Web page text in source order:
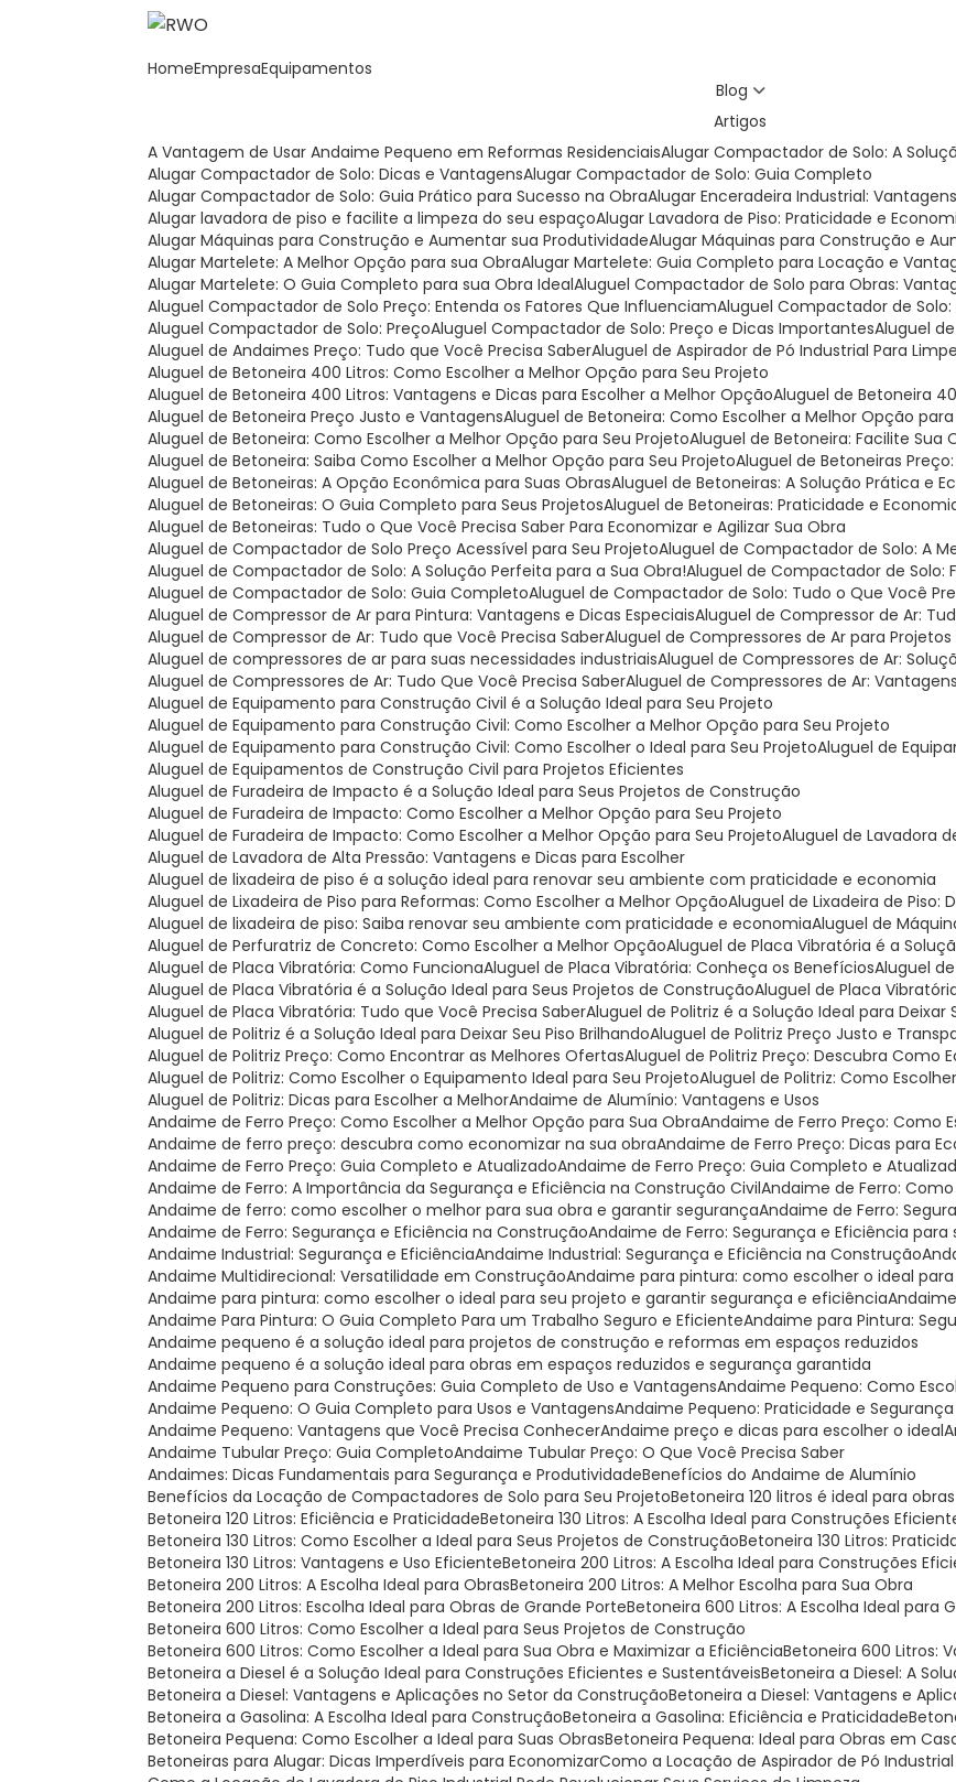
Home Empresa Equipamentos
Blog
Artigos
A Vantagem de Usar Andaime Pequeno em Reformas Residenciais Alugar Compactador de Solo: A
Alugar Compactador de Solo: Dicas e Vantagens Alugar Compactador de Solo: Guia Completo
Alugar Compactador de Solo: Guia Prático para Sucesso na Obra Alugar Enceradeira Industrial:
Alugar lavadora de piso e facilite a limpeza do seu espaço Alugar Lavadora de Piso: Praticidade e
Alugar Máquinas para Construção e Aumentar sua Produtividade Alugar Máquinas para Construção e
Alugar Martelete: A Melhor Opção para sua Obra Alugar Martelete: Guia Completo para Locação e
Alugar Martelete: O Guia Completo para sua Obra Ideal Aluguel Compactador de Solo para Obras:
Aluguel Compactador de Solo Preço: Entenda os Fatores Que Influenciam Aluguel Compactador de
Aluguel Compactador de Solo: Preço Aluguel Compactador de Solo: Preço e Dicas Importantes Aluguel
Aluguel de Andaimes Preço: Tudo que Você Precisa Saber Aluguel de Aspirador de Pó Industrial Para
Aluguel de Betoneira 400 Litros: Como Escolher a Melhor Opção para Seu Projeto
Aluguel de Betoneira 400 Litros: Vantagens e Dicas para Escolher a Melhor Opção Aluguel de Betoneira
Aluguel de Betoneira Preço Justo e Vantagens Aluguel de Betoneira: Como Escolher a Melhor Opção
Aluguel de Betoneira: Como Escolher a Melhor Opção para Seu Projeto Aluguel de Betoneira: Facilite Sua
Aluguel de Betoneira: Saiba Como Escolher a Melhor Opção para Seu Projeto Aluguel de Betoneiras
Aluguel de Betoneiras: A Opção Econômica para Suas Obras Aluguel de Betoneiras: A Solução Prática e
Aluguel de Betoneiras: O Guia Completo para Seus Projetos Aluguel de Betoneiras: Praticidade e
Aluguel de Betoneiras: Tudo o Que Você Precisa Saber Para Economizar e Agilizar Sua Obra
Aluguel de Compactador de Solo Preço Acessível para Seu Projeto Aluguel de Compactador de Solo: A
Aluguel de Compactador de Solo: A Solução Perfeita para a Sua Obra! Aluguel de Compactador de Solo:
Aluguel de Compactador de Solo: Guia Completo Aluguel de Compactador de Solo: Tudo o Que Você
Aluguel de Compressor de Ar para Pintura: Vantagens e Dicas Especiais Aluguel de Compressor de Ar:
Aluguel de Compressor de Ar: Tudo que Você Precisa Saber Aluguel de Compressores de Ar para
Aluguel de compressores de ar para suas necessidades industriais Aluguel de Compressores de Ar:
Aluguel de Compressores de Ar: Tudo Que Você Precisa Saber Aluguel de Compressores de Ar:
Aluguel de Equipamento para Construção Civil é a Solução Ideal para Seu Projeto
Aluguel de Equipamento para Construção Civil: Como Escolher a Melhor Opção para Seu Projeto
Aluguel de Equipamento para Construção Civil: Como Escolher o Ideal para Seu Projeto Aluguel de
Aluguel de Equipamentos de Construção Civil para Projetos Eficientes
Aluguel de Furadeira de Impacto é a Solução Ideal para Seus Projetos de Construção
Aluguel de Furadeira de Impacto: Como Escolher a Melhor Opção para Seu Projeto
Aluguel de Furadeira de Impacto: Como Escolher a Melhor Opção para Seu Projeto Aluguel de Lavadora
Aluguel de Lavadora de Alta Pressão: Vantagens e Dicas para Escolher
Aluguel de lixadeira de piso é a solução ideal para renovar seu ambiente com praticidade e economia
Aluguel de Lixadeira de Piso para Reformas: Como Escolher a Melhor Opção Aluguel de Lixadeira de Piso:
Aluguel de lixadeira de piso: Saiba renovar seu ambiente com praticidade e economia Aluguel de
Aluguel de Perfuratriz de Concreto: Como Escolher a Melhor Opção Aluguel de Placa Vibratória é a
Aluguel de Placa Vibratória: Como Funciona Aluguel de Placa Vibratória: Conheça os Benefícios Aluguel
Aluguel de Placa Vibratória é a Solução Ideal para Seus Projetos de Construção Aluguel de Placa
Aluguel de Placa Vibratória: Tudo que Você Precisa Saber Aluguel de Politriz é a Solução Ideal para Deixar
Aluguel de Politriz é a Solução Ideal para Deixar Seu Piso Brilhando Aluguel de Politriz Preço Justo e
Aluguel de Politriz Preço: Como Encontrar as Melhores Ofertas Aluguel de Politriz Preço: Descubra Como
Aluguel de Politriz: Como Escolher o Equipamento Ideal para Seu Projeto Aluguel de Politriz: Como
Aluguel de Politriz: Dicas para Escolher a Melhor Andaime de Alumínio: Vantagens e Usos
Andaime de Ferro Preço: Como Escolher a Melhor Opção para Sua Obra Andaime de Ferro Preço: Como
Andaime de ferro preço: descubra como economizar na sua obra Andaime de Ferro Preço: Dicas para
Andaime de Ferro Preço: Guia Completo e Atualizado Andaime de Ferro Preço: Guia Completo e
Andaime de Ferro: A Importância da Segurança e Eficiência na Construção Civil Andaime de Ferro:
Andaime de ferro: como escolher o melhor para sua obra e garantir segurança Andaime de Ferro:
Andaime de Ferro: Segurança e Eficiência na Construção Andaime de Ferro: Segurança e Eficiência para
Andaime Industrial: Segurança e Eficiência Andaime Industrial: Segurança e Eficiência na Construção
Andaime Multidirecional: Versatilidade em Construção Andaime para pintura: como escolher o ideal
Andaime para pintura: como escolher o ideal para seu projeto e garantir segurança e eficiência
Andaime Para Pintura: O Guia Completo Para um Trabalho Seguro e Eficiente Andaime para Pintura:
Andaime pequeno é a solução ideal para projetos de construção e reformas em espaços reduzidos
Andaime pequeno é a solução ideal para obras em espaços reduzidos e segurança garantida
Andaime Pequeno para Construções: Guia Completo de Uso e Vantagens Andaime Pequeno: Como
Andaime Pequeno: O Guia Completo para Usos e Vantagens Andaime Pequeno: Praticidade e Segurança
Andaime Pequeno: Vantagens que Você Precisa Conhecer Andaime preço e dicas para escolher o ideal
Andaime Tubular Preço: Guia Completo Andaime Tubular Preço: O Que Você Precisa Saber
Andaimes: Dicas Fundamentais para Segurança e Produtividade Benefícios do Andaime de Alumínio
Benefícios da Locação de Compactadores de Solo para Seu Projeto Betoneira 120 litros é ideal para
Betoneira 120 Litros: Eficiência e Praticidade Betoneira 130 Litros: A Escolha Ideal para Construções
Betoneira 130 Litros: Como Escolher a Ideal para Seus Projetos de Construção Betoneira 130 Litros:
Betoneira 130 Litros: Vantagens e Uso Eficiente Betoneira 200 Litros: A Escolha Ideal para Construções
Betoneira 200 Litros: A Escolha Ideal para Obras Betoneira 200 Litros: A Melhor Escolha para Sua Obra
Betoneira 200 Litros: Escolha Ideal para Obras de Grande Porte Betoneira 600 Litros: A Escolha Ideal para
Betoneira 600 Litros: Como Escolher a Ideal para Seus Projetos de Construção
Betoneira 600 Litros: Como Escolher a Ideal para Sua Obra e Maximizar a Eficiência Betoneira 600 Litros:
Betoneira a Diesel é a Solução Ideal para Construções Eficientes e Sustentáveis Betoneira a Diesel: A
Betoneira a Diesel: Vantagens e Aplicações no Setor da Construção Betoneira a Diesel: Vantagens e
Betoneira a Gasolina: A Escolha Ideal para Construção Betoneira a Gasolina: Eficiência e Praticidade
Betoneira Pequena: Como Escolher a Ideal para Suas Obras Betoneira Pequena: Ideal para Obras em
Betoneiras para Alugar: Dicas Imperdíveis para Economizar Como a Locação de Aspirador de Pó